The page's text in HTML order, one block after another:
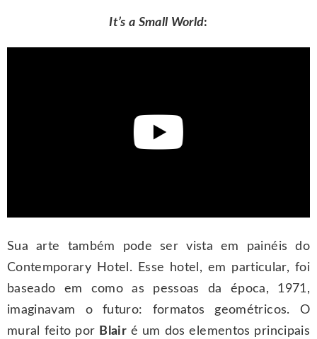
It’s a Small World:
Sua arte também pode ser vista em painéis do
Contemporary Hotel. Esse hotel, em particular, foi
baseado em como as pessoas da época, 1971,
imaginavam o futuro: formatos geométricos. O
mural feito por Blairé um dos elementos principais